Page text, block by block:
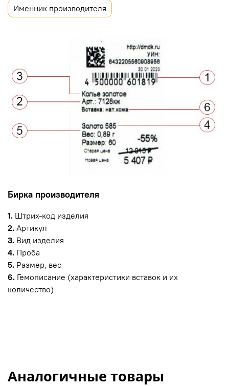
Именник производителя
Бирка производителя
1. Штрих-код изделия
2. Артикул
3. Вид изделия
4. Проба
5. Размер, вес
6. Гемописание (характеристики вставок и их
количество)
Аналогичные товары